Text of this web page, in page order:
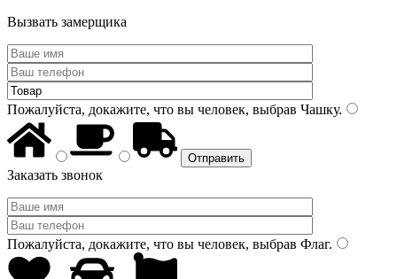
Вызвать замерщика
Пожалуйста, докажите, что вы человек, выбрав Чашку.
Заказать звонок
Пожалуйста, докажите, что вы человек, выбрав Флаг.